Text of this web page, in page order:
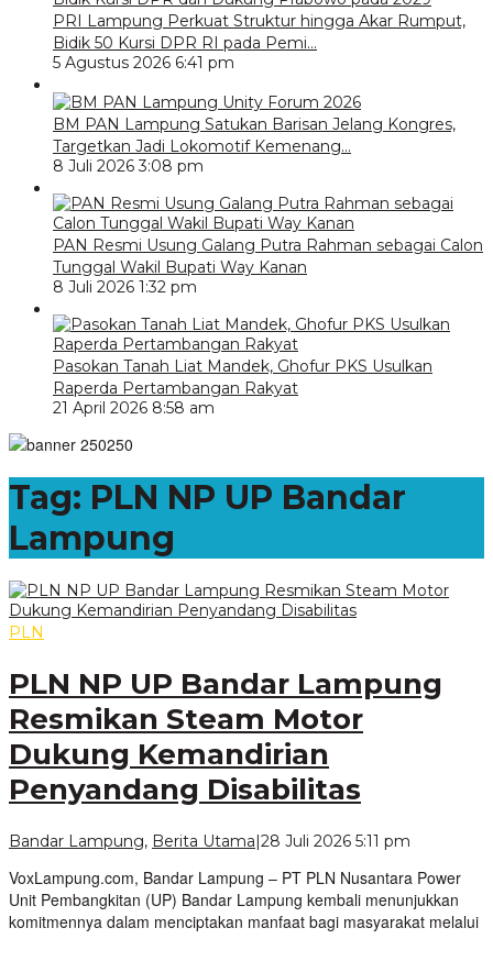
PRI Lampung Perkuat Struktur hingga Akar Rumput,
Bidik 50 Kursi DPR RI pada Pemi…
5 Agustus 2026 6:41 pm
BM PAN Lampung Satukan Barisan Jelang Kongres,
Targetkan Jadi Lokomotif Kemenang…
8 Juli 2026 3:08 pm
PAN Resmi Usung Galang Putra Rahman sebagai Calon
Tunggal Wakil Bupati Way Kanan
8 Juli 2026 1:32 pm
Pasokan Tanah Liat Mandek, Ghofur PKS Usulkan
Raperda Pertambangan Rakyat
21 April 2026 8:58 am
Tag: PLN NP UP Bandar
Lampung
PLN
PLN NP UP Bandar Lampung
Resmikan Steam Motor
Dukung Kemandirian
Penyandang Disabilitas
Bandar Lampung, Berita Utama|28 Juli 2026 5:11 pm
VoxLampung.com, Bandar Lampung – PT PLN Nusantara Power
Unit Pembangkitan (UP) Bandar Lampung kembali menunjukkan
komitmennya dalam menciptakan manfaat bagi masyarakat melalui